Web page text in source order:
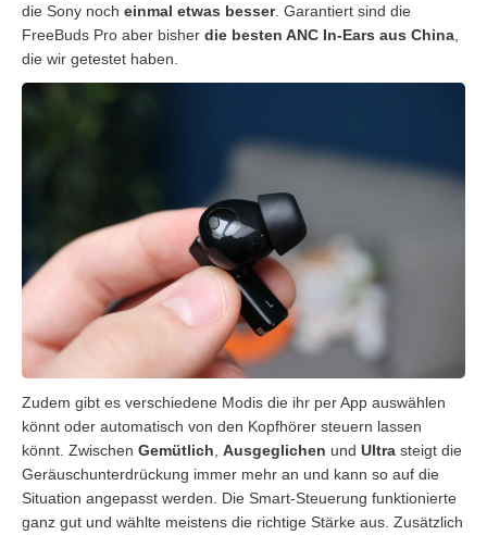
die Sony noch einmal etwas besser. Garantiert sind die
FreeBuds Pro aber bisher die besten ANC In-Ears aus China
die wir getestet haben.
Zudem gibt es verschiedene Modis die ihr per App auswählen
könnt oder automatisch von den Kopfhörer steuern lassen
könnt. Zwischen Gemütlich Ausgeglichen und Ultra steigt die
Geräuschunterdrückung immer mehr an und kann so auf die
Situation angepasst werden. Die Smart-Steuerung funktionierte
ganz gut und wählte meistens die richtige Stärke aus. Zusätzlich